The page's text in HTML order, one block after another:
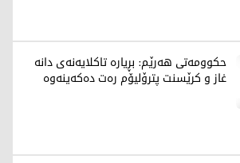
حکوومەتی هەرێم: بڕیارە تاکلایەنەی دانە
غاز و کرێسنت پترۆلیۆم رەت دەکەینەوە